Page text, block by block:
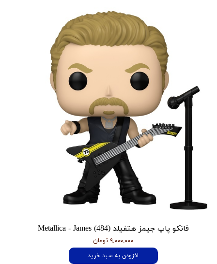
فانکو پاپ جیمز هتفیلد Metallica - James (484)
۹,۰۰۰,۰۰۰ تومان
افزودن به سبد خرید